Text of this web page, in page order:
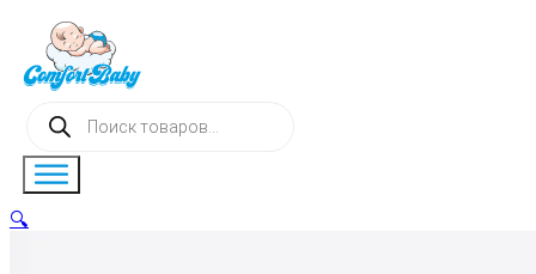
Поиск
товаров
🔍